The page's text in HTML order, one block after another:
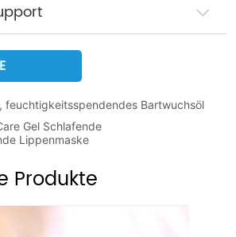
feuchtigkeitsspendendes Bartwuchsöl
Gel Schlafende
Lippenmaske
Produkte